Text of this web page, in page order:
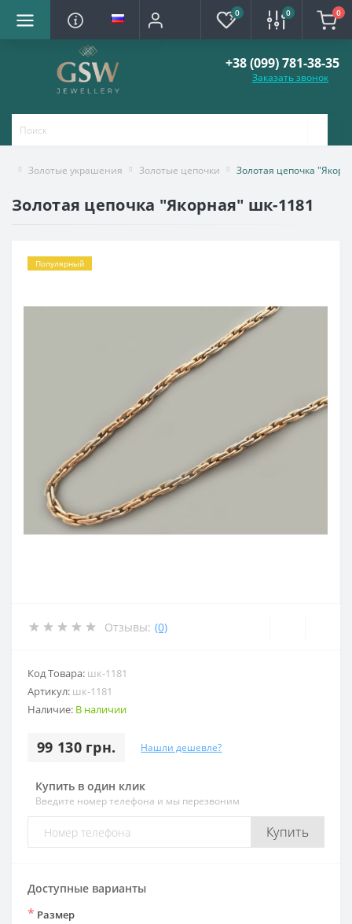
0 0 0
+38 (099) 781-38-35
Заказать звонок
Золотые украшения Золотые цепочки Золотая цепочка
Золотая цепочка "Якорная" шк-1181
Популярный
Отзывы: (0)
Код Товара: шк-1181
Артикул: шк-1181
Наличие: В наличии
99 130 грн. Нашли дешевле?
Купить в один клик
Введите номер телефона и мы перезвоним
Купить
Доступные варианты
* Размер